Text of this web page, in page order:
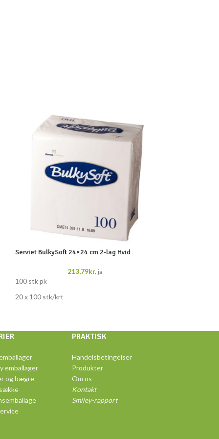
Serviet BulkySoft 24×24 cm 2-lag Hvid
213,79kr. ja
100 stk pk
20 x 100 stk/krt
emballager
og bægre
PRAKTISK
Handelsbetingelser
Produkter
Om os
Kontakt
Smiley-rapport